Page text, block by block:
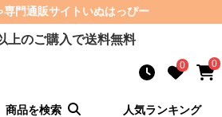
専門通販サイト いぬはっぴー
上のご購入で送料無料
0 0
商品を検索 人気ランキング